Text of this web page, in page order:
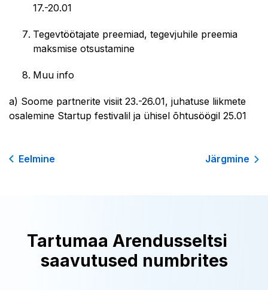
17.-20.01
Tegevtöötajate preemiad, tegevjuhile preemia
maksmise otsustamine
Muu info
a) Soome partnerite visiit 23.-26.01, juhatuse liikmete
osalemine Startup festivalil ja ühisel õhtusöögil 25.01
Eelmine Järgmine
Tartumaa Arendusseltsi
saavutused numbrites